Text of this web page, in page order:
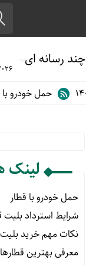
چند رسانه ای
حمل خودرو با
لینک
حمل خودرو با قطار
شرایط استرداد بلیت
نکات مهم خرید
معرفی بهترین